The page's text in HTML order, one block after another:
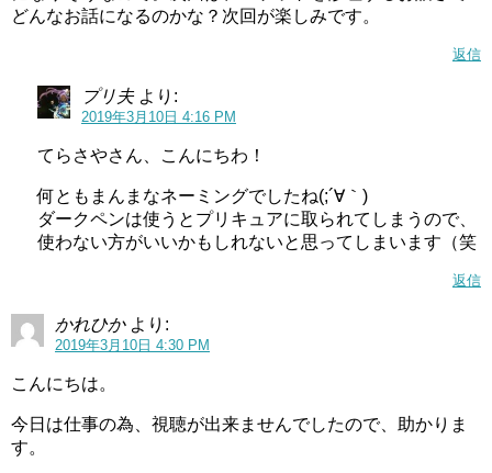
どんなお話になるのかな？次回が楽しみです。
返信
プリ夫 より:
2019年3月10日 4:16 PM
てらさやさん、こんにちわ！
何ともまんまなネーミングでしたね(;´∀｀)
ダークペンは使うとプリキュアに取られてしまうので、
使わない方がいいかもしれないと思ってしまいます（笑
返信
かれひか より:
2019年3月10日 4:30 PM
こんにちは。
今日は仕事の為、視聴が出来ませんでしたので、助かりま
す。